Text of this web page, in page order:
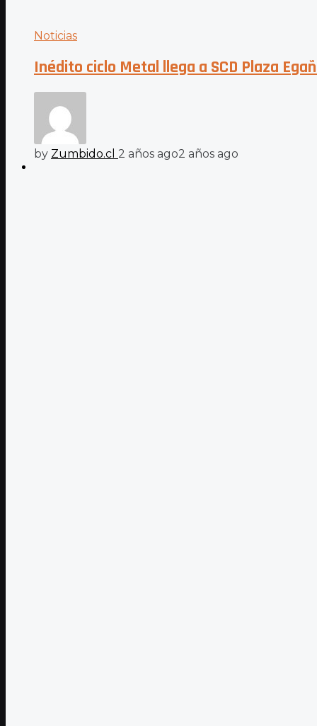
Noticias
Inédito ciclo Metal llega a SCD Plaza
by Zumbido.cl 2 años ago2 años ago